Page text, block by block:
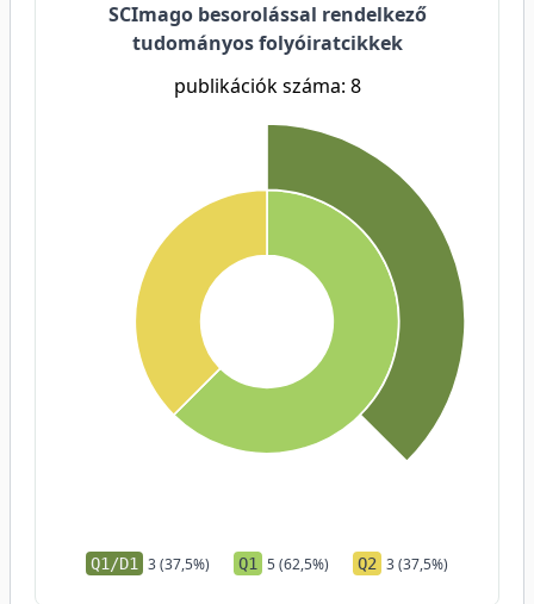
SCImago besorolással rendelkező
tudományos folyóiratcikkek
publikációk száma: 8
Q1/D1 3 (37,5%) Q1 5 (62,5%) Q2 3 (37,5%)